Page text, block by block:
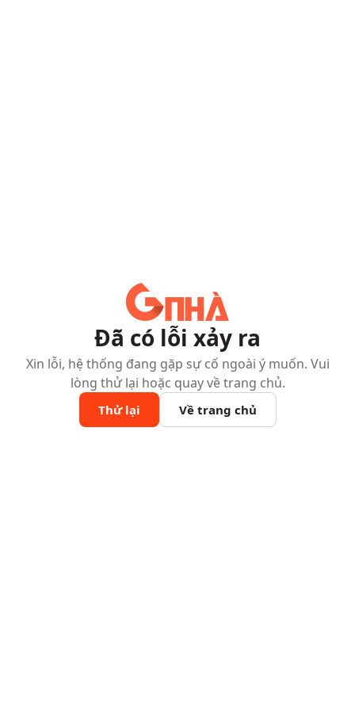
Đã có lỗi xảy ra
Xin lỗi, hệ thống đang gặp sự cố ngoài ý muốn. Vui
lòng thử lại hoặc quay về trang chủ.
Thử lại Về trang chủ